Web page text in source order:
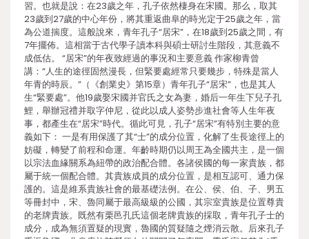
習。也就是說：在23歲之年，孔子依然棲身在宋國。那么，取其
23歲到27歲的中心年份，將其重返曲阜的時光定于25歲之年，當
為公道揣度。這般說來，青年孔子“居宋”，在18歲到25歲之間，有
7年擺佈。這相當于古代學子讀本科與碩士研討生階段，其意義不
成低估。 “居宋”的年夜致經過的事況和主要意義 作家柳青曾
講：“人生的途徑固然漫長，但緊要處經常只要幾步，特殊是當人
年青的時辰。”（《創業史》第15章）青年孔子“居宋”，也是其人
生“緊要處”。他19歲娶宋國并官氏之女為妻，婚后一年生下兒子孔
鯉，舉辦冠禮并取字仲尼，從此以成人姿勢步進社會等人生年夜
事，都產生在“居宋”時代。循此可見，孔子“居宋”有特別主要的意
義如下： 一是有用保護了其“士”的成分位置，化解了生長途徑上的
妨礙，轉變了前程和命運。年齡時期仍以周王為全國共主，是一個
以宗法血緣關系為紐帶的政治配合體。各諸侯國的每一家貴族，都
屬于統一個配合體。其貴族成員的成分位置，是相互認可、通力保
護的。這是維系貴族社會的最基礎法例。在公、侯、伯、子、男五
等冊封中，宋、魯同屬于最高級級的公國，其宗室貴族是位置尊貴
的老牌貴族。既然有栗邑孔氏這個老牌貴族的採取，青年孔子士的
成分，成為無須置疑的現實，魯國的質疑隨之煙消云散。后來孔子